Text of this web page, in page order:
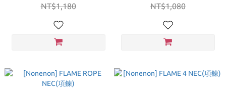
NT$1,180
NT$1,080